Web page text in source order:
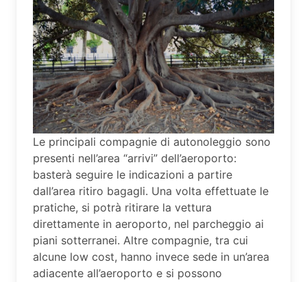
Le principali compagnie di autonoleggio sono
presenti nell’area “arrivi” dell’aeroporto:
basterà seguire le indicazioni a partire
dall’area ritiro bagagli. Una volta effettuate le
pratiche, si potrà ritirare la vettura
direttamente in aeroporto, nel parcheggio ai
piani sotterranei. Altre compagnie, tra cui
alcune low cost, hanno invece sede in un’area
adiacente all’aeroporto e si possono